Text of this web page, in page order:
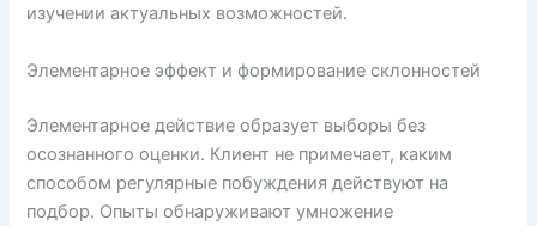
изучении актуальных возможностей.
Элементарное эффект и формирование склонностей
Элементарное действие образует выборы без
осознанного оценки. Клиент не примечает, каким
способом регулярные побуждения действуют на
подбор. Опыты обнаруживают умножение